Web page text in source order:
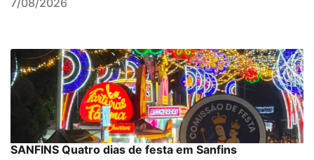
SANFINS Quatro dias de festa em Sanfins